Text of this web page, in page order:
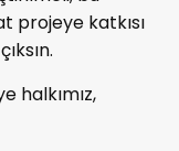
projeye katkısı
halkımız,